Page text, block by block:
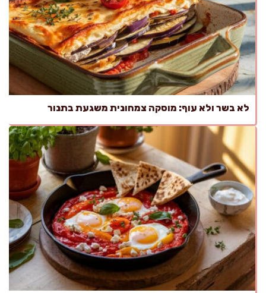
לא בשר ולא עוף: מוסקה צמחונית משגעת בתנור